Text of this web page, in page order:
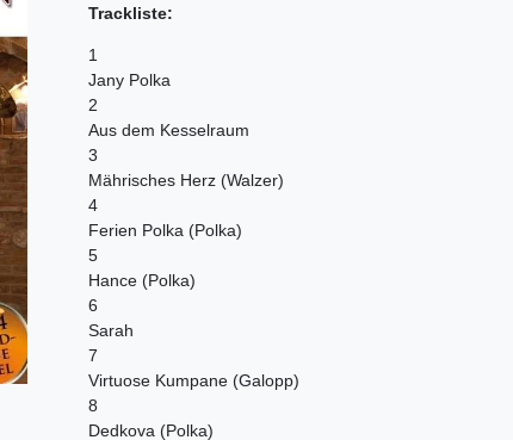
Trackliste:
1
Jany Polka
2
Aus dem Kesselraum
3
Mährisches Herz (Walzer)
4
Ferien Polka (Polka)
5
Hance (Polka)
6
Sarah
7
Virtuose Kumpane (Galopp)
8
Dedkova (Polka)